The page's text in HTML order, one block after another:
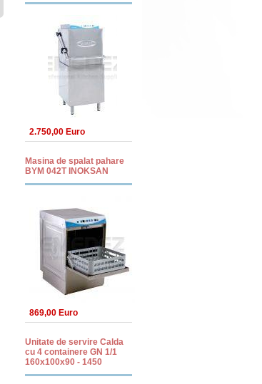
2.750,00 Euro
Masina de spalat pahare
BYM 042T INOKSAN
869,00 Euro
Unitate de servire Calda
cu 4 containere GN 1/1
160x100x90 - 1450